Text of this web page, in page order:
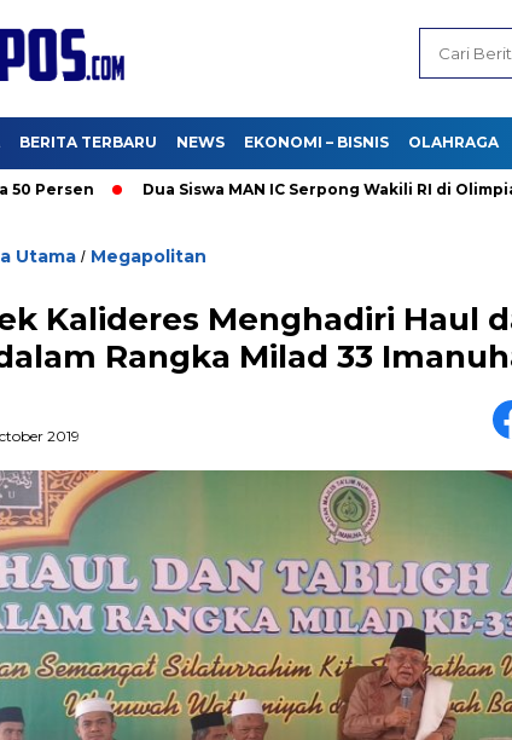
BERITA TERBARU NEWS EKONOMI – BISNIS OLAHRAGA
Dua Siswa MAN IC Serpong Wakili RI di Olimpiade
Utama / Megapolitan
Kalideres Menghadiri Haul
Rangka Milad 33
2019